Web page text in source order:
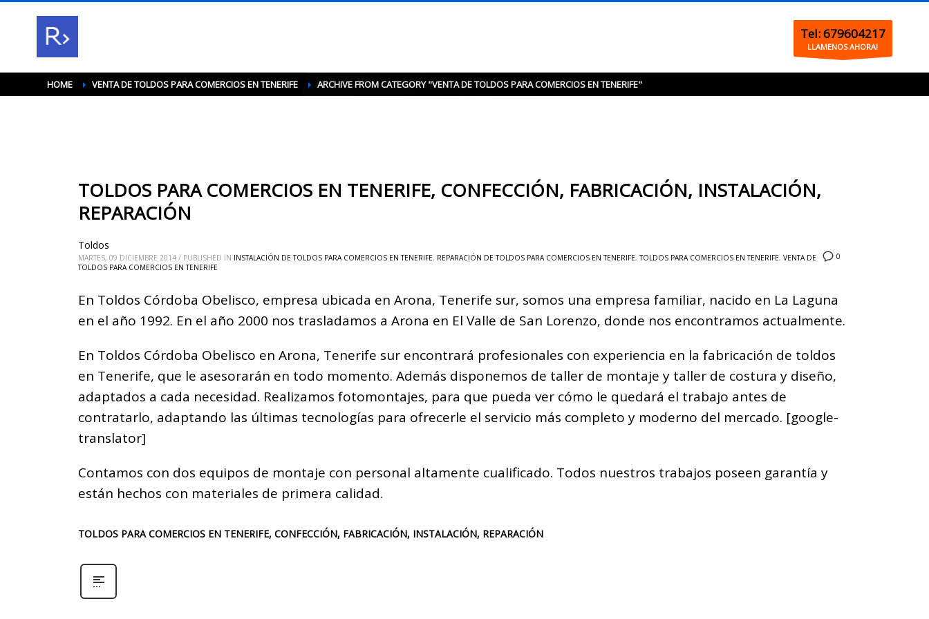
Tel: 679604217
LLAMENOS AHORA!
HOME VENTA DE TOLDOS PARA COMERCIOS EN TENERIFE ARCHIVE FROM CATEGORY "VENTA DE TOLDOS PARA COMERCIOS EN TENERIFE"
TOLDOS PARA COMERCIOS EN TENERIFE, CONFECCIÓN, FABRICACIÓN, INSTALACIÓN,
REPARACIÓN
0
Toldos
MARTES, 09 DICIEMBRE 2014 / PUBLISHED IN INSTALACIÓN DE TOLDOS PARA COMERCIOS EN TENERIFE, REPARACIÓN DE TOLDOS PARA COMERCIOS EN TENERIFE,TOLDOS PARA COMERCIOS EN TENERIFE, VENTA DE
TOLDOS PARA COMERCIOS EN TENERIFE
En Toldos Córdoba Obelisco, empresa ubicada en Arona, Tenerife sur, somos una empresa familiar, nacido en La Laguna
en el año 1992. En el año 2000 nos trasladamos a Arona en El Valle de San Lorenzo, donde nos encontramos actualmente.
En Toldos Córdoba Obelisco en Arona, Tenerife sur encontrará profesionales con experiencia en la fabricación de toldos
en Tenerife, que le asesorarán en todo momento. Además disponemos de taller de montaje y taller de costura y diseño,
adaptados a cada necesidad. Realizamos fotomontajes, para que pueda ver cómo le quedará el trabajo antes de
contratarlo, adaptando las últimas tecnologías para ofrecerle el servicio más completo y moderno del mercado. [google-
translator]
Contamos con dos equipos de montaje con personal altamente cualificado. Todos nuestros trabajos poseen garantía y
están hechos con materiales de primera calidad.
TOLDOS PARA COMERCIOS EN TENERIFE, CONFECCIÓN, FABRICACIÓN, INSTALACIÓN, REPARACIÓN